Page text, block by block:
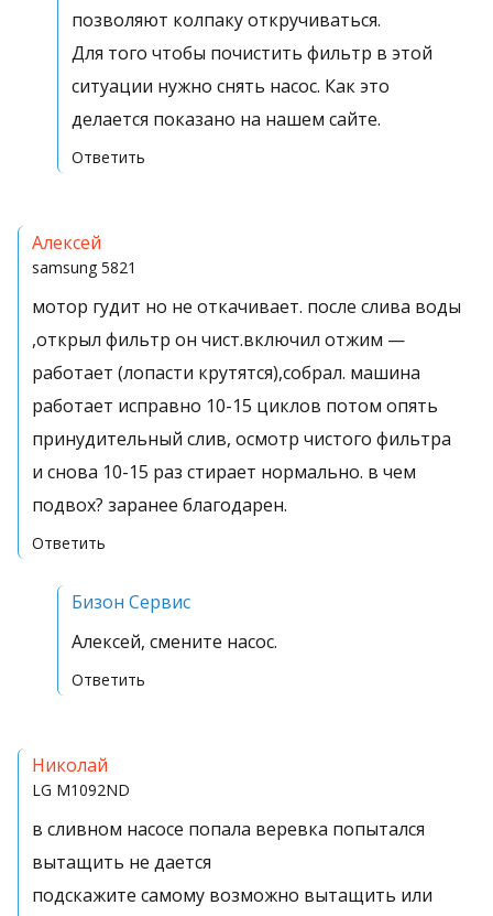
позволяют колпаку откручиваться.
Для того чтобы почистить фильтр в этой
ситуации нужно снять насос. Как это
делается показано на нашем сайте.
Ответить
Алексей
samsung 5821
мотор гудит но не откачивает. после слива воды
,открыл фильтр он чист.включил отжим —
работает (лопасти крутятся),собрал. машина
работает исправно 10-15 циклов потом опять
принудительный слив, осмотр чистого фильтра
и снова 10-15 раз стирает нормально. в чем
подвох? заранее благодарен.
Ответить
Бизон Сервис
Алексей, смените насос.
Ответить
Николай
LG M1092ND
в сливном насосе попала веревка попытался
вытащить не дается
подскажите самому возможно вытащить или